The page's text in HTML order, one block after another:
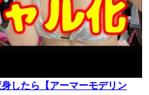
したら【アーマーモデリン